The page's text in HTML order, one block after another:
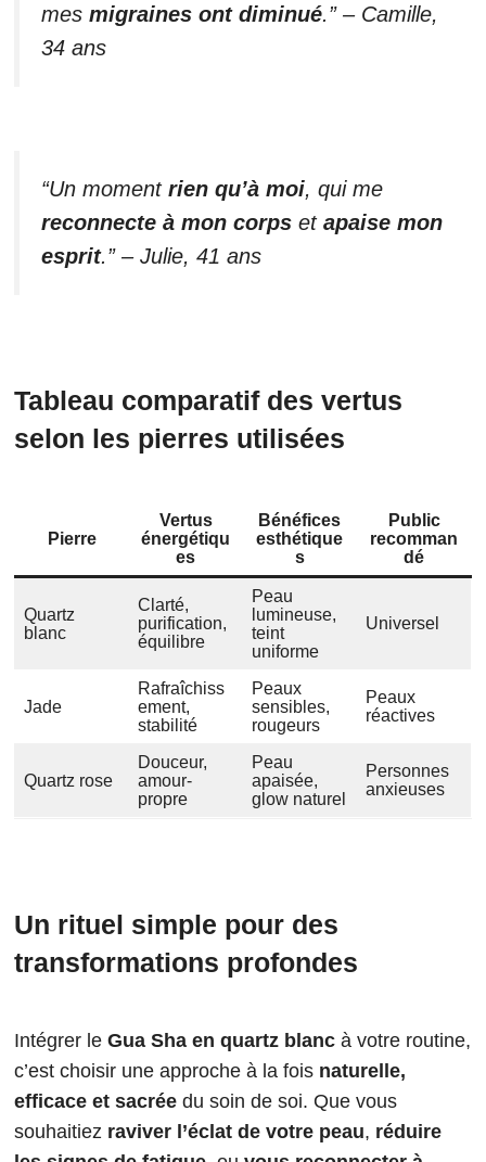
mes migraines ont diminué.” – Camille,
34 ans
“Un moment rien qu’à moi, qui me
reconnecte à mon corps et apaise mon
esprit.” – Julie, 41 ans
Tableau comparatif des vertus
selon les pierres utilisées
Pierre
Vertus
énergétiqu
es
Bénéfices
esthétique
s
Public
recomman
dé
Quartz
blanc
Clarté,
purification,
équilibre
Peau
lumineuse,
teint
uniforme
Universel
Jade
Rafraîchiss
ement,
stabilité
Peaux
sensibles,
rougeurs
Peaux
réactives
Quartz rose
Douceur,
amour-
propre
Peau
apaisée,
glow naturel
Personnes
anxieuses
Un rituel simple pour des
transformations profondes
Intégrer le Gua Sha en quartz blanc à votre routine,
c’est choisir une approche à la fois naturelle,
efficace et sacrée du soin de soi. Que vous
souhaitiez raviver l’éclat de votre peau, réduire